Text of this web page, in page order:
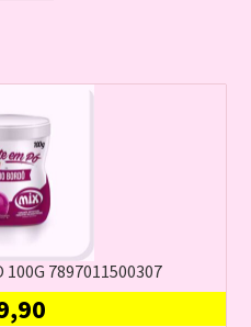
100G 7897011500307